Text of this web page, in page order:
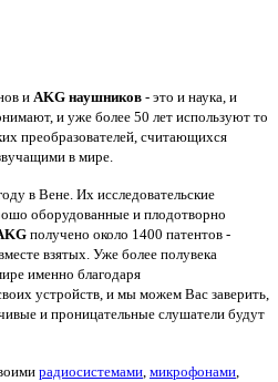
и AKG наушников - это и наука, и
и уже более 50 лет используют то
преобразователей, считающихся
в мире.
в Вене. Их исследовательские
оборудованные и плодотворно
получено около 1400 патентов -
взятых. Уже более полувека
именно благодаря
устройств, и мы можем Вас заверить,
и проницательные слушатели будут
радиосистемами, микрофонами,